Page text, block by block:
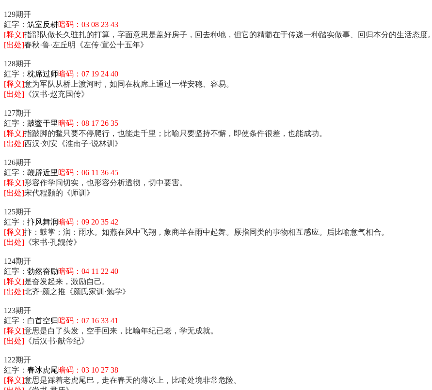
129期开
紅字： 筑室反耕暗码：03 08 23 43
[释义]指部队做长久驻扎的打算，字面意思是盖好房子，回去种地，但它的精髓在于传递一种踏实做事、回归本分的生活态度。
[出处]春秋·鲁·左丘明《左传·宣公十五年》
128期开
紅字： 枕席过师暗码：07 19 24 40
[释义]意为军队从桥上渡河时，如同在枕席上通过一样安稳、容易。
[出处] 《汉书·赵充国传》
127期开
紅字： 跛鳖干里暗码：08 17 26 35
[释义]指跛脚的鳖只要不停爬行，也能走千里；比喻只要坚持不懈，即使条件很差，也能成功。
[出处]西汉·刘安《淮南子·说林训》
126期开
紅字： 鞭辟近里暗码：06 11 36 45
[释义]形容作学问切实，也形容分析透彻，切中要害。
[出处]宋代程颢的《师训》
125期开
紅字： 抃风舞润暗码：09 20 35 42
[释义]抃：鼓掌；润：雨水。如燕在风中飞翔，象商羊在雨中起舞。原指同类的事物相互感应。后比喻意气相合。
[出处] 《宋书·孔觊传》
124期开
紅字： 勃然奋励暗码：04 11 22 40
[释义]是奋发起来，激励自己。
[出处]北齐·颜之推《颜氏家训·勉学》
123期开
紅字： 白首空归暗码：07 16 33 41
[释义]意思是白了头发，空手回来，比喻年纪已老，学无成就。
[出处] 《后汉书·献帝纪》
122期开
紅字： 春冰虎尾暗码：03 10 27 38
[释义]意思是踩着老虎尾巴，走在春天的薄冰上，比喻处境非常危险。